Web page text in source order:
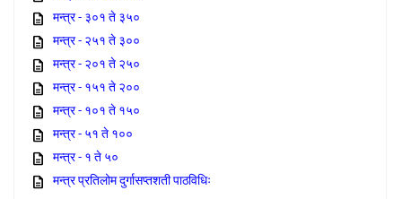
मन्त्र - ३०१ ते ३५०
मन्त्र - २५१ ते ३००
मन्त्र - २०१ ते २५०
मन्त्र - १५१ ते २००
मन्त्र - १०१ ते १५०
मन्त्र - ५१ ते १००
मन्त्र - १ ते ५०
मन्त्र प्रतिलोम दुर्गासप्तशती पाठविधिः